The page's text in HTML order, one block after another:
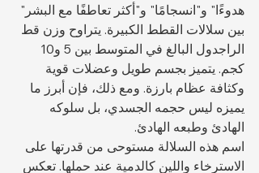
هدوءًا" و"انسجامًا" و"أكثر تعاطفًا مع البشر"
بين سلالات القطط الكبيرة. يتراوح وزن قط
كجم. يتميز بجسم طويل وعضلات قوية
وكثافة عظام بارزة. ومع ذلك، فإن أبرز ما
يميزه ليس حجمه الجسدي، بل سلوكه
الهادئ وطبعه الهادئ.
اسم هذه السلالة مستوحى من قدرتها على
الاسترخاء واللين كالدمية عند حملها. تعكس